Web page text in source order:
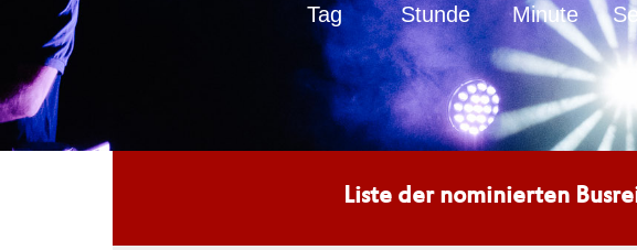
Tag Stunde Minute
Liste der nominierten